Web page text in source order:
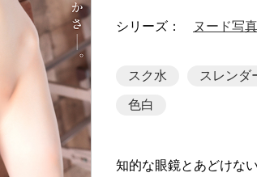
シリーズ： ヌード写
スク水 スレンダ
色白
知的な眼鏡とあどけない